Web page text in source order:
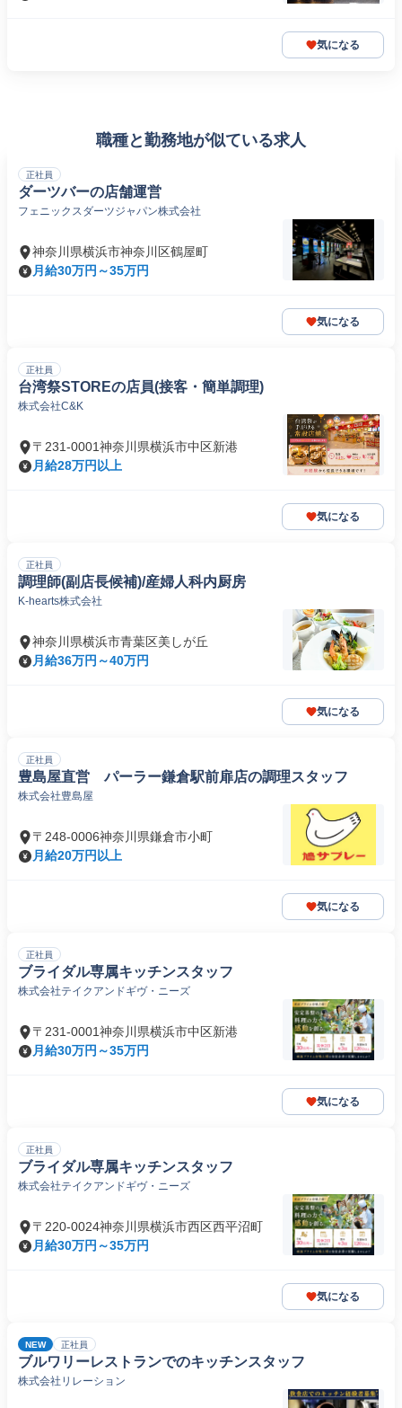
気になる
職種と勤務地が似ている求人
正社員
ダーツバーの店舗運営
フェニックスダーツジャパン株式会社
神奈川県横浜市神奈川区鶴屋町
月給30万円～35万円
気になる
正社員
台湾祭STOREの店員(接客・簡単調理)
株式会社C&K
〒231-0001神奈川県横浜市中区新港
月給28万円以上
気になる
正社員
調理師(副店長候補)/産婦人科内厨房
K-hearts株式会社
神奈川県横浜市青葉区美しが丘
月給36万円～40万円
気になる
正社員
豊島屋直営 パーラー鎌倉駅前扉店の調理スタッフ
株式会社豊島屋
〒248-0006神奈川県鎌倉市小町
月給20万円以上
気になる
正社員
ブライダル専属キッチンスタッフ
株式会社テイクアンドギヴ・ニーズ
〒231-0001神奈川県横浜市中区新港
月給30万円～35万円
気になる
正社員
ブライダル専属キッチンスタッフ
株式会社テイクアンドギヴ・ニーズ
〒220-0024神奈川県横浜市西区西平沼町
月給30万円～35万円
気になる
NEW 正社員
ブルワリーレストランでのキッチンスタッフ
株式会社リレーション